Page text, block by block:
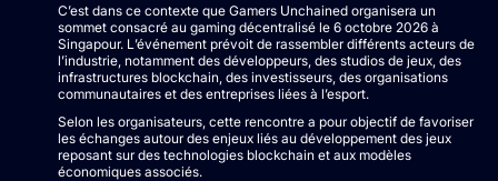
C’est dans ce contexte que Gamers Unchained organisera un
sommet consacré au gaming décentralisé le 6 octobre 2026 à
Singapour. L’événement prévoit de rassembler différents acteurs de
l’industrie, notamment des développeurs, des studios de jeux, des
infrastructures blockchain, des investisseurs, des organisations
communautaires et des entreprises liées à l’esport.
Selon les organisateurs, cette rencontre a pour objectif de favoriser
les échanges autour des enjeux liés au développement des jeux
reposant sur des technologies blockchain et aux modèles
économiques associés.